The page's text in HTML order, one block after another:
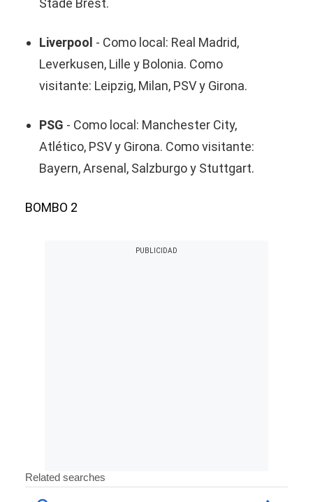
Stade Brest.
Liverpool - Como local: Real Madrid,
Leverkusen, Lille y Bolonia. Como
visitante: Leipzig, Milan, PSV y Girona.
PSG - Como local: Manchester City,
Atlético, PSV y Girona. Como visitante:
Bayern, Arsenal, Salzburgo y Stuttgart.
BOMBO 2